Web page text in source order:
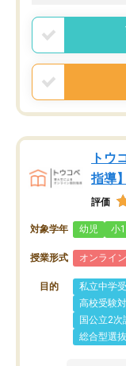
トウ
指導】
評価
対象学年 幼児 小
授業形式 オンライ
目的 私立中学
高校受験
国公立2次
総合型選